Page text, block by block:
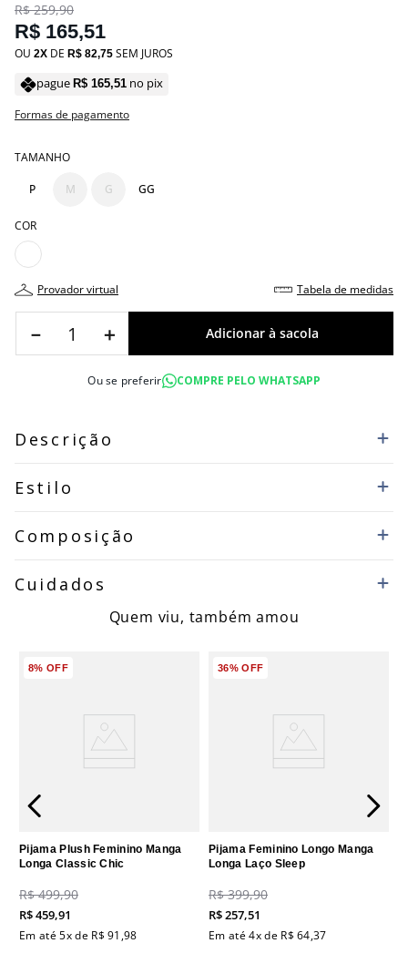
R$ 259,90
R$ 165,51
OU 2 DE R$ 82,75 SEM JUROS
pague R$ 165,51 no pix
Formas de pagamento
TAMANHO
P M G GG
COR
provador virtual tabela de medidas
＋
－
Ou se preferir COMPRE PELO WHATSAPP
Descrição
Estilo
Composição
Cuidados
Quem viu, também amou
8% OFF
Pijama Plush Feminino Manga
Longa Classic Chic
R$ 499,90
R$459,91
Em até5x de R$ 91 ,98
36%OFF
Pijama Feminino Longo Manga
Longa Laço Sleep
R$ 399,90
R$257,51
Em até4x de R$ 64,37